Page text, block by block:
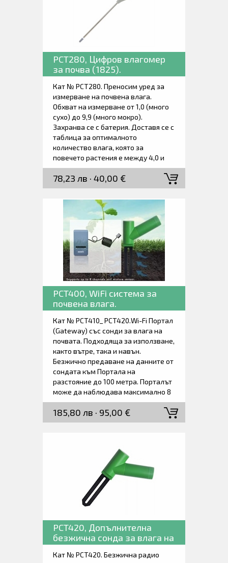
съвети и седмична/месечна
PCT280, Цифров влагомер
за почва (1825).
Кат № PCT280. Преносим уред за
измерване на почвена влага.
Обхват на измерване от 1,0 (много
сухо) до 9,9 (много мокро).
Захранва се с батерия. Доставя се с
таблица за оптималното
количество влага, която за
повечето растения е между 4,0 и
7,0.
78,23 лв · 40,00 €
PCT400, WiFi система за
почвена влага.
Кат № PCT410_ PCT420.Wi-Fi Портал
(Gateway) със сонди за влага на
почвата. Подходяща за използване,
както вътре, така и навън.
Безжично предаване на данните от
сондата към Портала на
разстояние до 100 метра. Порталът
може да наблюдава максимално 8
безжични почвени сонди
едновременно. Ще бъде изпратен
имейл, ако действителната
комплект с 1 бр. Gateway, 1бр.
безжична сонда за почвена влага,
USB захранващ адаптер и
ръководство за работа.
Допълнителни сонди се поръчват
отделно.
185,80 лв · 95,00 €
PCT420, Допълнителна
безжична сонда за влага на
почвата.
Кат № PCT420. Безжична радио